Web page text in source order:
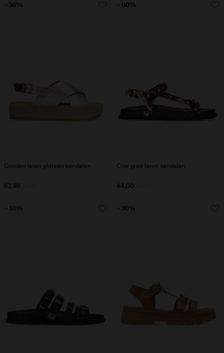
Gouden leren plateau sandalen
62.99
- 30%
Cow print leren sandalen
44.00
- 60%
- 50% - 30%